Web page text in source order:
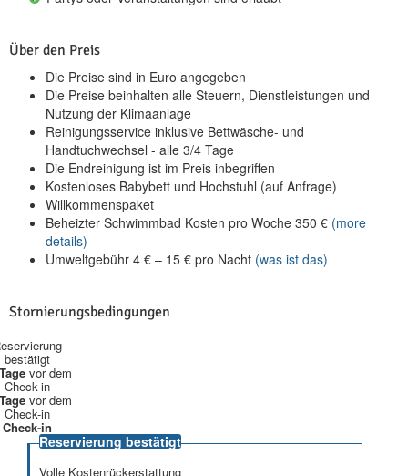
Über den Preis
Die Preise sind in Euro angegeben
Die Preise beinhalten alle Steuern, Dienstleistungen und
Nutzung der Klimaanlage
Reinigungsservice inklusive Bettwäsche- und
Handtuchwechsel - alle 3/4 Tage
Die Endreinigung ist im Preis inbegriffen
Kostenloses Babybett und Hochstuhl (auf Anfrage)
Willkommenspaket
Beheizter Schwimmbad Kosten pro Woche 350 € (more
details)
Umweltgebühr 4 € – 15 € pro Nacht (was ist das)
Stornierungsbedingungen
bestätigt
vor dem
Check-in
vor dem
Check-in
Check-in
Reservierung bestätigt
Volle Kostenrückerstattung